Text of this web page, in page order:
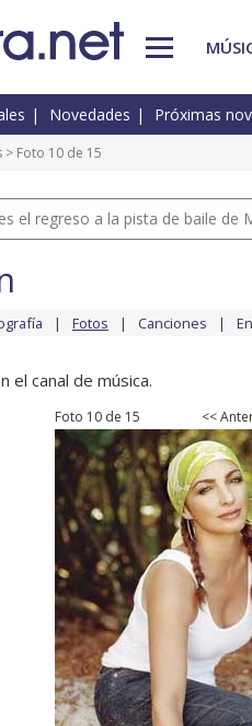
Novedades Próximas
> Foto 10 de 15
el regreso a la pista de baile de
Fotos Canciones
el canal de música.
Foto 10 de 15 <<